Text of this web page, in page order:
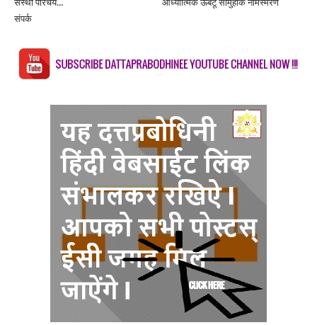
संस्था परिचय...
आध्यात्मिक ऊबंटू सामुहीक नामस्मरण
संपर्क